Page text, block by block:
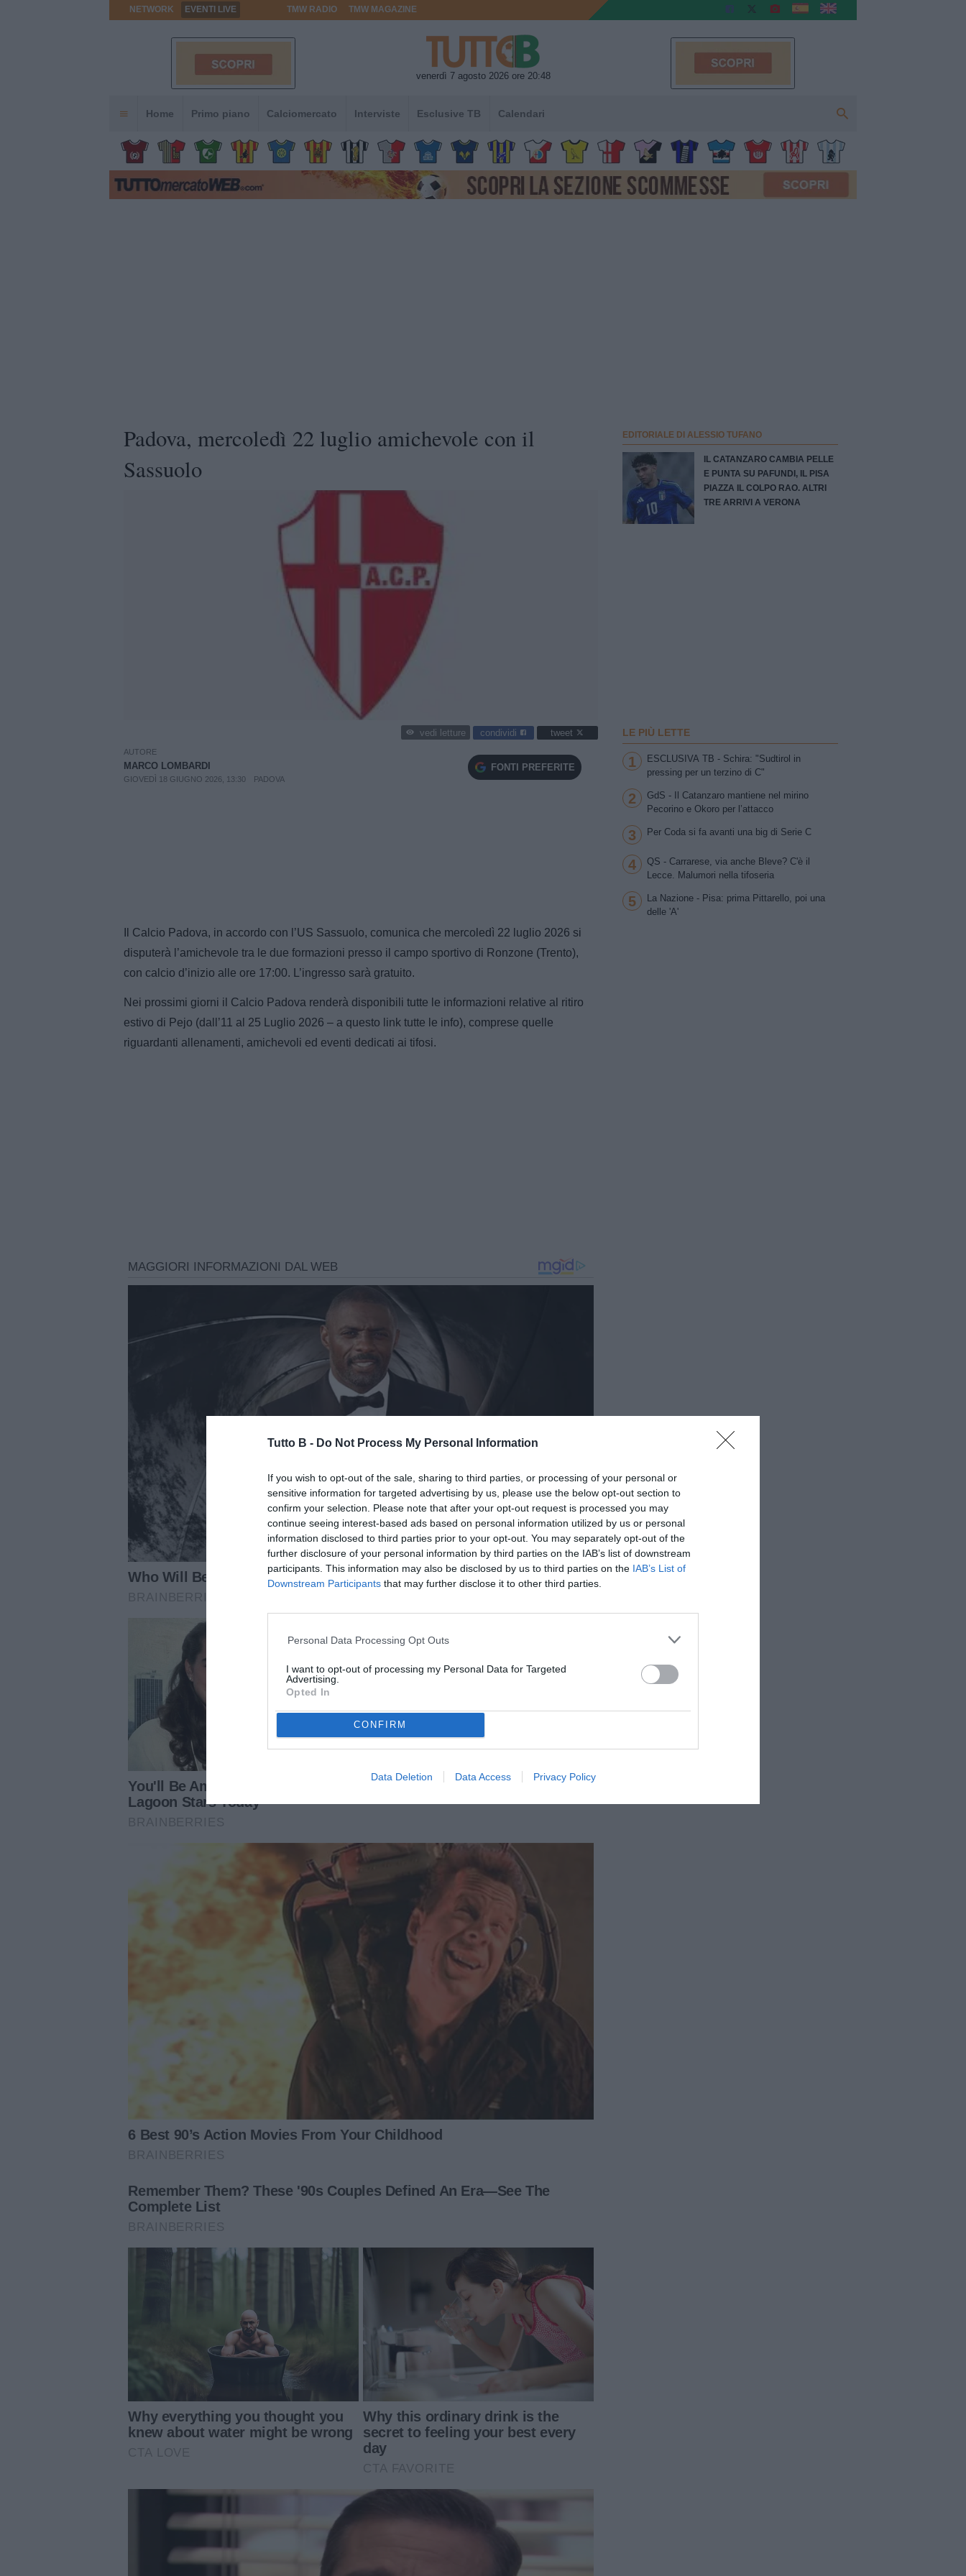
Tutto B - Do Not Process My Personal Information
If you wish to opt-out of the sale, sharing to third parties, or processing of your personal or
sensitive information for targeted advertising by us, please use the below opt-out section to
confirm your selection. Please note that after your opt-out request is processed you may
continue seeing interest-based ads based on personal information utilized by us or personal
information disclosed to third parties prior to your opt-out. You may separately opt-out of the
further disclosure of your personal information by third parties on the IAB’s list of downstream
participants. This information may also be disclosed by us to third parties on the IAB’s List of
Downstream Participants that may further disclose it to other third parties.
Personal Data Processing Opt Outs
I want to opt-out of processing my Personal Data for Targeted
Advertising.
Opted In
CONFIRM
Data Deletion Data Access Privacy Policy
NETWORK EVENTI LIVE TMW RADIO TMW MAGAZINE
venerdì 7 agosto 2026 ore 20:48
Home Primo piano Calciomercato Interviste Esclusive TB Calendari
Padova, mercoledì 22 luglio amichevole con il
Sassuolo
vedi letture condividi tweet
AUTORE
MARCO LOMBARDI
GIOVEDÌ 18 GIUGNO 2026, 13:30 PADOVA
FONTI PREFERITE
Il Calcio Padova, in accordo con l’US Sassuolo, comunica che mercoledì 22 luglio 2026 si
disputerà l’amichevole tra le due formazioni presso il campo sportivo di Ronzone (Trento),
con calcio d’inizio alle ore 17:00. L’ingresso sarà gratuito.
Nei prossimi giorni il Calcio Padova renderà disponibili tutte le informazioni relative al ritiro
estivo di Pejo (dall’11 al 25 Luglio 2026 – a questo link tutte le info), comprese quelle
riguardanti allenamenti, amichevoli ed eventi dedicati ai tifosi.
EDITORIALE DI ALESSIO TUFANO
IL CATANZARO CAMBIA PELLE
E PUNTA SU PAFUNDI, IL PISA
PIAZZA IL COLPO RAO. ALTRI
TRE ARRIVI A VERONA
LE PIÙ LETTE
1
ESCLUSIVA TB - Schira: "Sudtirol in
pressing per un terzino di C"
2
GdS - Il Catanzaro mantiene nel mirino
Pecorino e Okoro per l’attacco
3 Per Coda si fa avanti una big di Serie C
4
QS - Carrarese, via anche Bleve? C'è il
Lecce. Malumori nella tifoseria
5
La Nazione - Pisa: prima Pittarello, poi una
delle 'A'